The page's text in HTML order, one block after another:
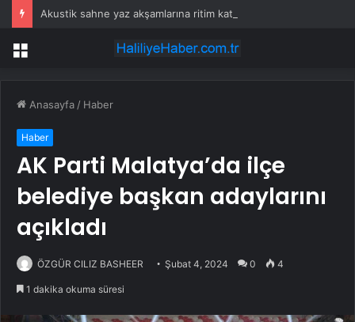
Akustik sahne yaz akşamlarına ritim katıyor
Menü
Anasayfa / Haber
Haber
AK Parti Malatya’da ilçe
belediye başkan adaylarını
açıkladı
ÖZGÜR CILIZ BASHEER Şubat 4, 2024 0 4
1 dakika okuma süresi